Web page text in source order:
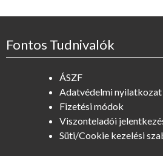
Fontos Tudnivalók
ÁSZF
Adatvédelmi nyilatkozat
Fizetési módok
Viszonteladói
Süti/Cookie kezelési